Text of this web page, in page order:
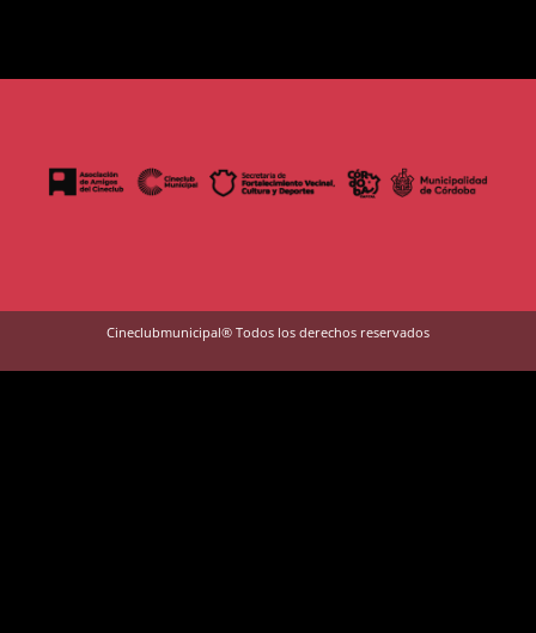
Cineclubmunicipal® Todos los derechos reservados